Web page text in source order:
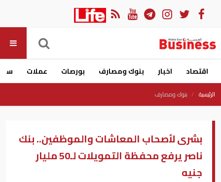
اقتصاد اخبار بنوك ومصارف بورصات عملات
الرئيسية بنوك ومصارف
بشرى لأصحاب المعاشات والموظفين.. بنك
ناصر يرفع محفظة التمويلات لـ50 مليار
جنيه